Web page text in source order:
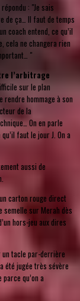
: "Je sais
de ça… Il faut de temps
coach entend, ce qu’il
cela ne changera rien
"
l’arbitrage
sur le plan
hommage à son
de la
On en parle
faut le jour J. On a
aussi de
carton rouge direct
semelle sur Merah dès
hors-jeu aux dires
un tacle par-derrière
été jugée très sévère
qu’on a